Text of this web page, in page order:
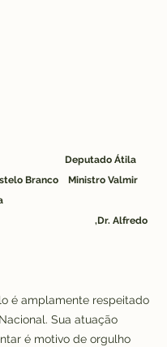
Deputado Átila
Branco    Ministro Valmir
é amplamente respeitado
Sua atuação
é motivo de orgulho